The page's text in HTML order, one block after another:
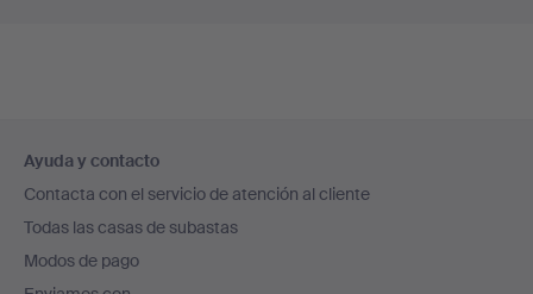
en
el
pie
de
Ayuda y contacto
Contacta con el servicio de atención al cliente
Todas las casas de subastas
Modos de pago